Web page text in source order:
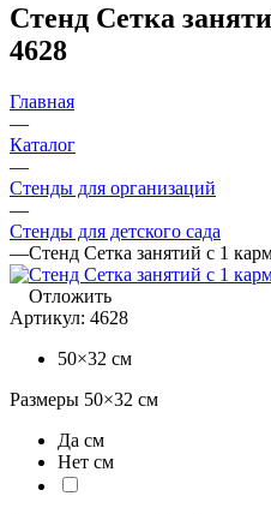
Стенд Сетка
4628
Главная
—
Каталог
—
Стенды для организаций
—
Стенды для детского сада
—Стенд Сетка занятий с 1
Отложить
Артикул: 4628
50×32 см
Размеры 50×32 см
Да см
Нет см